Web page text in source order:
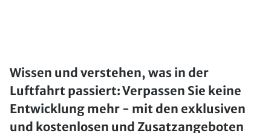
Wissen und verstehen, was in der
Luftfahrt passiert: Verpassen Sie keine
Entwicklung mehr - mit den exklusiven
und kostenlosen und Zusatzangeboten